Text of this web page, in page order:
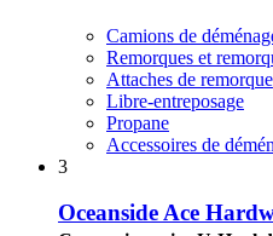
Camions de
Remorques et
Attaches de remorque
Libre-entreposage
Propane
Accessoires de
3
Oceanside Ace